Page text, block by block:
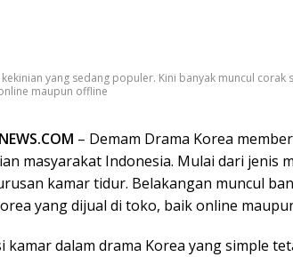
yang sedang populer. Kini banyak muncul
maupun offline
– Demam Drama Korea
masyarakat Indonesia. Mulai dari jenis
kamar tidur. Belakangan muncul
yang dijual di toko, baik online
kamar dalam drama Korea yang simple